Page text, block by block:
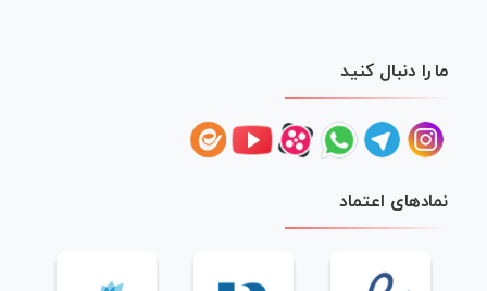
ما را دنبال کنید
نمادهای اعتماد